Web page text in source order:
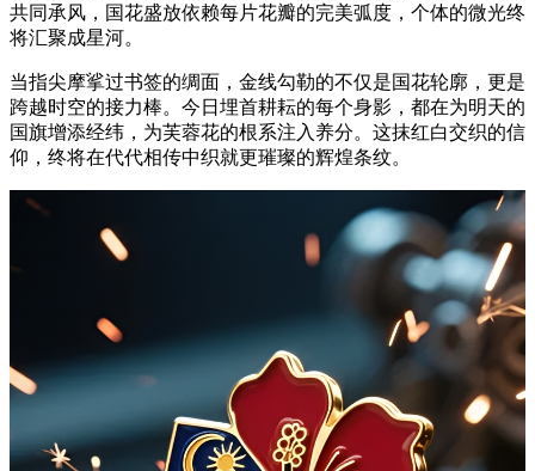
共同承风，国花盛放依赖每片花瓣的完美弧度，个体的微光终
将汇聚成星河。
当指尖摩挲过书签的绸面，金线勾勒的不仅是国花轮廓，更是
跨越时空的接力棒。今日埋首耕耘的每个身影，都在为明天的
国旗增添经纬，为芙蓉花的根系注入养分。这抹红白交织的信
仰，终将在代代相传中织就更璀璨的辉煌条纹。